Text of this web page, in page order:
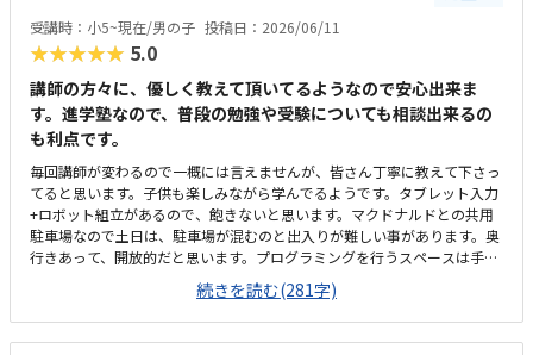
受講時：小5~現在/男の子 投稿日：2026/06/11
★★★★★ 5.0
講師の方々に、優しく教えて頂いてるようなので安心出来ま
す。進学塾なので、普段の勉強や受験についても相談出来るの
も利点です。
毎回講師が変わるので一概には言えませんが、皆さん丁寧に教えて下さっ
てると思います。子供も楽しみながら学んでるようです。タブレット入力
+ロボット組立があるので、飽きないと思います。マクドナルドとの共用
駐車場なので土日は、駐車場が混むのと出入りが難しい事があります。奥
行きあって、開放的だと思います。プログラミングを行うスペースは手前
でした。値段は、妥当だと思います。プログラミング教室に関しては、高
いところは高いです。こちらは、良心的だと思います。学習の振り返りメ
モを毎回頂けるので、何を学んできたかを知る事が出来る点が良いと思い
ます。今のところなし。ありません。
続きを読む(281字)